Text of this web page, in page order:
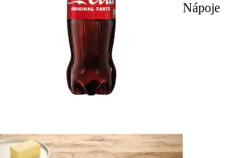
Nápoje